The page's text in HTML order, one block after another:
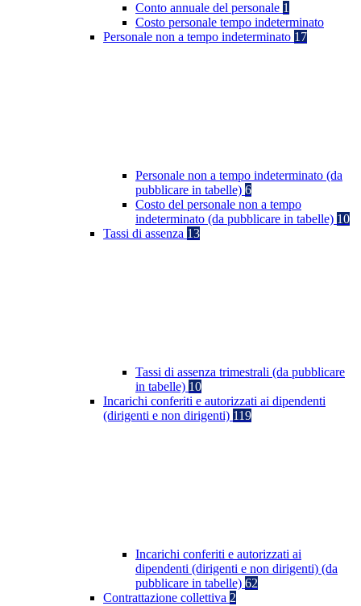
Conto annuale del personale 1
Costo personale tempo indeterminato
Personale non a tempo indeterminato 17
Personale non a tempo indeterminato (da
pubblicare in tabelle) 6
Costo del personale non a tempo
indeterminato (da pubblicare in tabelle) 10
Tassi di assenza 13
Tassi di assenza trimestrali (da pubblicare
in tabelle) 10
Incarichi conferiti e autorizzati ai dipendenti
(dirigenti e non dirigenti) 119
Incarichi conferiti e autorizzati ai
dipendenti (dirigenti e non dirigenti) (da
pubblicare in tabelle) 62
Contrattazione collettiva 2